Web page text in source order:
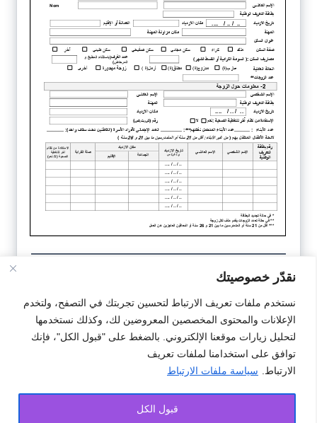
نقدّر خصوصيتك
نستخدم ملفات تعريف الارتباط لتحسين تجربتك في التصفح، ولتخدم
الإعلانات والمحتوى المخصصين المعروضين لك، وكذلك نستخدمها
لتحليل زيارات موقعنا الإلكتروني. بالضغط على "قبول الكل"، فإنك
توافق على استخدامنا لملفات تعريف
الارتباط.
سياسة ملفات الارتباط
قبول الكل
تحميل
النمودج
#مطابيع #نمودج